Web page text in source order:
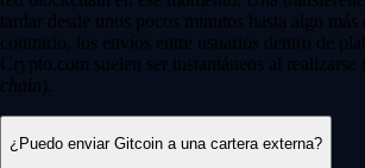
tardar desde unos pocos minutos hasta algo
contrario, los envíos entre usuarios dentro de
Crypto.com suelen ser instantáneos al realizarse
chain ).
¿Puedo enviar Gitcoin a una cartera externa?